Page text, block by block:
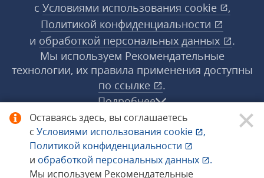
Оставаясь здесь, вы соглашаетесь
с Условиями использования cookie
,
Политикой конфиденциальности
и обработкой персональных данных
.
Мы используем Рекомендательные
с Условиями использования cookie
,
Политикой конфиденциальности
и обработкой персональных данных
.
Мы используем Рекомендательные
технологии, их правила применения доступны
по ссылке
.
Подробнее
© 1998−2026 «1С‑Рарус» ®. Все права
защищены.